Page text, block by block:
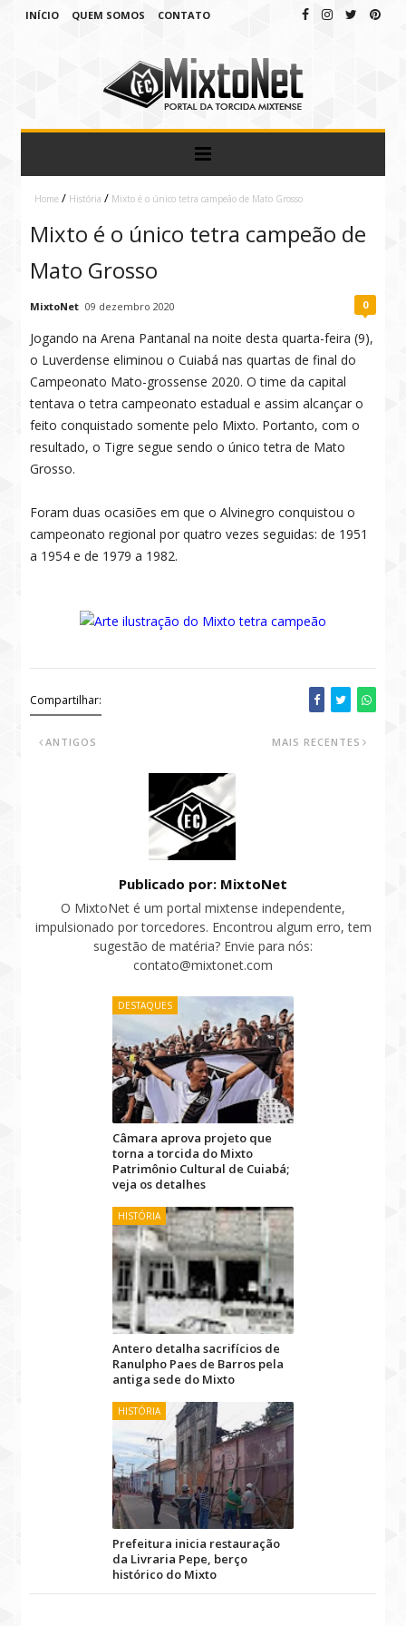
INÍCIO QUEM SOMOS CONTATO
Home / História / Mixto é o único tetra campeão de Mato Grosso
Mixto é o único tetra campeão de
Mato Grosso
MixtoNet 09 dezembro 2020 0
Jogando na Arena Pantanal na noite desta quarta-feira (9),
o Luverdense eliminou o Cuiabá nas quartas de final do
Campeonato Mato-grossense 2020. O time da capital
tentava o tetra campeonato estadual e assim alcançar o
feito conquistado somente pelo Mixto. Portanto, com o
resultado, o Tigre segue sendo o único tetra de Mato
Grosso.
Foram duas ocasiões em que o Alvinegro conquistou o
campeonato regional por quatro vezes seguidas: de 1951
a 1954 e de 1979 a 1982.
Compartilhar:
MAIS RECENTES
ANTIGOS
Publicado por: MixtoNet
O MixtoNet é um portal mixtense independente,
impulsionado por torcedores. Encontrou algum erro, tem
sugestão de matéria? Envie para nós:
contato@mixtonet.com
DESTAQUES
Câmara aprova projeto que
torna a torcida do Mixto
Patrimônio Cultural de Cuiabá;
veja os detalhes
HISTÓRIA
Antero detalha sacrifícios de
Ranulpho Paes de Barros pela
antiga sede do Mixto
HISTÓRIA
Prefeitura inicia restauração
da Livraria Pepe, berço
histórico do Mixto